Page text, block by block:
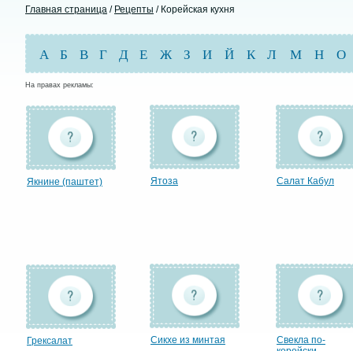
Главная страница / Рецепты / Корейская кухня
А Б В Г Д Е Ж З И Й К Л М Н О
На правах рекламы:
Якнине (паштет) Ятоза Салат Кабул
Грексалат Сикхе из минтая
Свекла по-